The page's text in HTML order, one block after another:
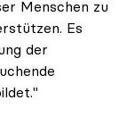
Menschen zu
Es
der